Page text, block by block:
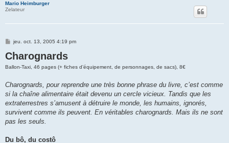
Mario Heimburger
Zelateur
M
s
s
a
jeu. oct. 13, 2005 4:19 pm
Charognards
Ballon-Taxi, 46 pages (+ fiches d’équipement, de personnages, de sacs), 8€
Charognards, pour reprendre une très bonne phrase du livre, c’est comme
si la chaîne alimentaire était devenu un cercle vicieux. Tandis que les
extraterrestres s’amusent à détruire le monde, les humains, ignorés,
survivent comme ils peuvent. En véritables charognards. Mais ils ne sont
pas les seuls.
Du bô, du costô